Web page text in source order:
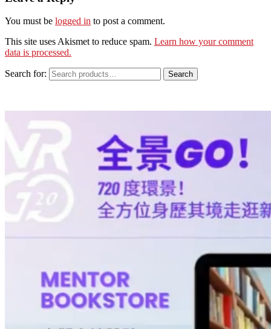
You must be logged in to post a comment.
This site uses Akismet to reduce spam. Learn how your comment
data is processed.
Search for: Search